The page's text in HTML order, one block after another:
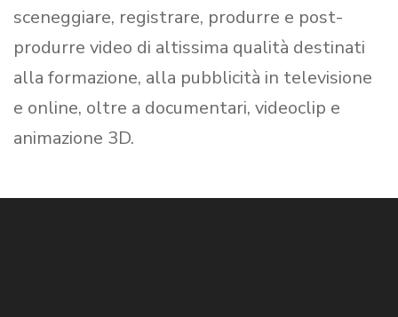
sceneggiare, registrare, produrre e post-
produrre video di altissima qualità destinati
alla formazione, alla pubblicità in televisione
e online, oltre a documentari, videoclip e
animazione 3D.